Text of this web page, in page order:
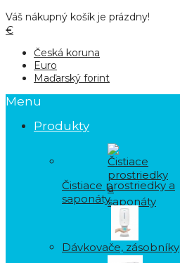
Váš nákupný košík je prázdny!
€
Česká koruna
Euro
Maďarský forint
Menu
Produkty
Čistiace prostriedky a
saponáty
Dávkovače, zásobníky